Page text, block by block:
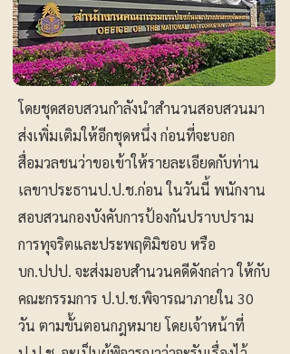
โดยชุดสอบสวนกำลังนำสำนวนสอบสวนมา
ส่งเพิ่มเติมให้อีกชุดหนึ่ง ก่อนที่จะบอก
สื่อมวลชนว่าขอเข้าให้รายละเอียดกับท่าน
เลขาประธานป.ป.ช.ก่อน ในวันนี้ พนักงาน
สอบสวนกองบังคับการป้องกันปราบปราม
การทุจริตและประพฤติมิชอบ หรือ
บก.ปปป. จะส่งมอบสำนวนคดีดังกล่าว ให้กับ
คณะกรรมการ ป.ป.ช.พิจารณาภายใน 30
วัน ตามขั้นตอนกฎหมาย โดยเจ้าหน้าที่